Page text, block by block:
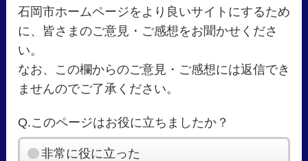
石岡市ホームページをより良いサイトにするため
に、皆さまのご意見・ご感想をお聞かせくださ
い。
なお、この欄からのご意見・ご感想には返信でき
ませんのでご了承ください。
Q.このページはお役に立ちましたか？
非常に役に立った